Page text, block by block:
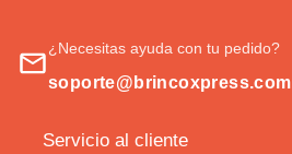
¿Necesitas ayuda con tu pedido?
soporte@brincoxpress.com
Servicio al cliente